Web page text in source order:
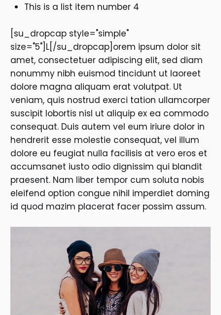
This is a list item number 4
[su_dropcap style="simple"
size="5"]L[/su_dropcap]orem ipsum dolor sit
amet, consectetuer adipiscing elit, sed diam
nonummy nibh euismod tincidunt ut laoreet
dolore magna aliquam erat volutpat. Ut
veniam, quis nostrud exerci tation ullamcorper
suscipit lobortis nisl ut aliquip ex ea commodo
consequat. Duis autem vel eum iriure dolor in
hendrerit esse molestie consequat, vel illum
dolore eu feugiat nulla facilisis at vero eros et
accumsanet iusto odio dignissim qui blandit
praesent. Nam liber tempor cum soluta nobis
eleifend option congue nihil imperdiet doming
id quod mazim placerat facer possim assum.